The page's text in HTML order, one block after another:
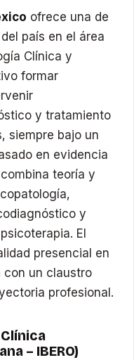
ofrece una de
país en el área
Clínica y
formar
y tratamiento
siempre bajo un
en evidencia
teoría y
y
El
presencial en
con un claustro
profesional.
– IBERO)